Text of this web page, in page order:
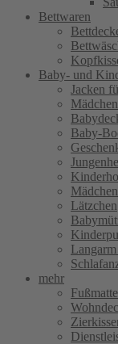
Bettwaren
Baby- und
Jacken
Baby-
Lätzchen
mehr